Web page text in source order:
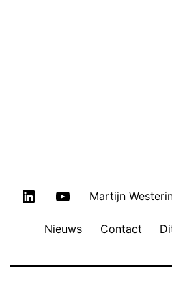
LinkedIn YouTube
Martijn
Nieuws Contact